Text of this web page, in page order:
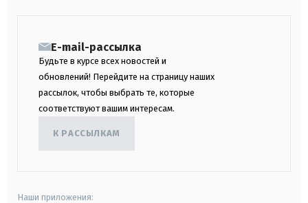
E-mail-рассылка
Будьте в курсе всех новостей и
обновлений! Перейдите на страницу наших
рассылок, чтобы выбрать те, которые
соответствуют вашим интересам.
К РАССЫЛКАМ
Наши приложения: